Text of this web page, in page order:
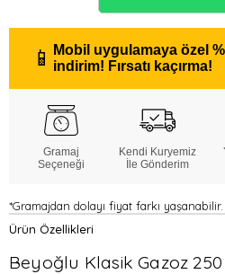
📱 Mobil uygulamaya özel
indirim! Fırsatı kaçırma!
Gramaj
Seçeneği
Kendi Kuryemiz
İle Gönderim
*Gramajdan dolayı fiyat farkı yaşanabilir.
Ürün Özellikleri
Beyoğlu Klasik Gazoz